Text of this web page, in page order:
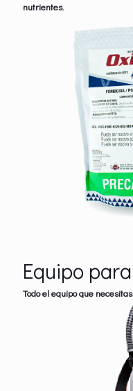
nutrientes.
Equipo
Todo el equipo que